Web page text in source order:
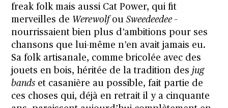
freak folk mais aussi Cat Power, qui fit
merveilles de Werewolf ouSweedeedee–
nourrissaient bien plus d’ambitions pour ses
chansons que lui-même n’en avait jamais eu.
Sa folk artisanale, comme bricolée avec des
jouets en bois, héritée de la tradition des jug
bands et casanière au possible, fait partie de
ces choses qui, déjà en retrait il y a cinquante